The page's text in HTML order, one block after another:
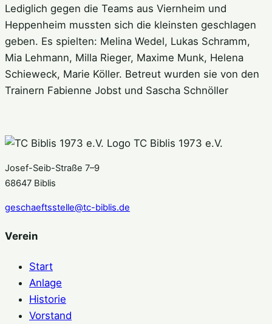
Lediglich gegen die Teams aus Viernheim und
Heppenheim mussten sich die kleinsten geschlagen
geben. Es spielten: Melina Wedel, Lukas Schramm,
Mia Lehmann, Milla Rieger, Maxime Munk, Helena
Schieweck, Marie Köller. Betreut wurden sie von den
Trainern Fabienne Jobst und Sascha Schnöller
TC Biblis 1973 e.V.
Josef-Seib-Straße 7–9
68647 Biblis
geschaeftsstelle@tc-biblis.de
Verein
Start
Anlage
Historie
Vorstand